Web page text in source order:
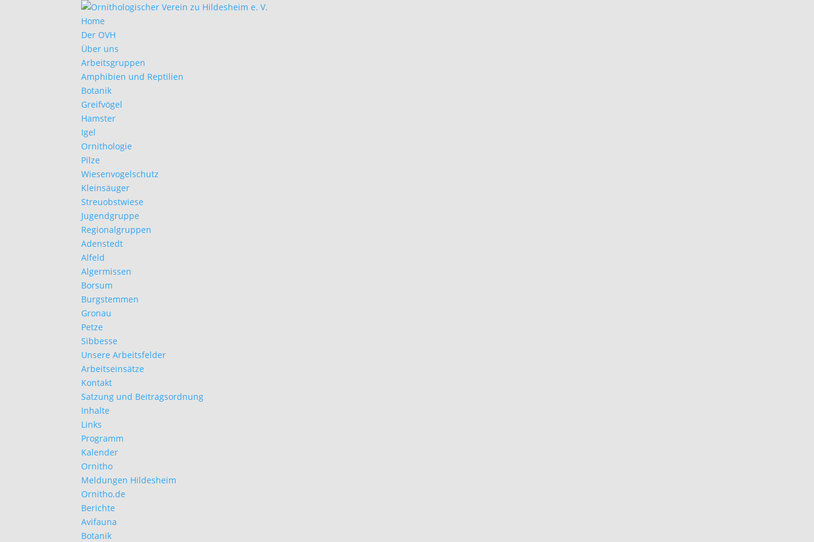
Home
Der OVH
Über uns
Arbeitsgruppen
Amphibien und Reptilien
Botanik
Greifvögel
Hamster
Igel
Ornithologie
Pilze
Wiesenvogelschutz
Kleinsäuger
Streuobstwiese
Jugendgruppe
Regionalgruppen
Adenstedt
Alfeld
Algermissen
Borsum
Burgstemmen
Gronau
Petze
Sibbesse
Unsere Arbeitsfelder
Arbeitseinsätze
Kontakt
Satzung und Beitragsordnung
Inhalte
Links
Programm
Kalender
Ornitho
Meldungen Hildesheim
Ornitho.de
Berichte
Avifauna
Botanik